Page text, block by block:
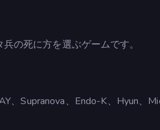
の死に方を選ぶゲームです。
、Supranova、Endo-K、Hyun、